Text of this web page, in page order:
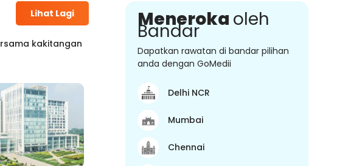
Lihat Lagi
kakitangan
Meneroka oleh
Bandar
Dapatkan rawatan di bandar pilihan
anda dengan GoMedii
Delhi NCR
Mumbai
Chennai